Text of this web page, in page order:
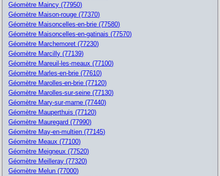
Géomètre Maincy (77950)
Géomètre Maison-rouge (77370)
Géomètre Maisoncelles-en-brie (77580)
Géomètre Maisoncelles-en-gatinais (77570)
Géomètre Marchemoret (77230)
Géomètre Marcilly (77139)
Géomètre Mareuil-les-meaux (77100)
Géomètre Marles-en-brie (77610)
Géomètre Marolles-en-brie (77120)
Géomètre Marolles-sur-seine (77130)
Géomètre Mary-sur-marne (77440)
Géomètre Mauperthuis (77120)
Géomètre Mauregard (77990)
Géomètre May-en-multien (77145)
Géomètre Meaux (77100)
Géomètre Meigneux (77520)
Géomètre Meilleray (77320)
Géomètre Melun (77000)